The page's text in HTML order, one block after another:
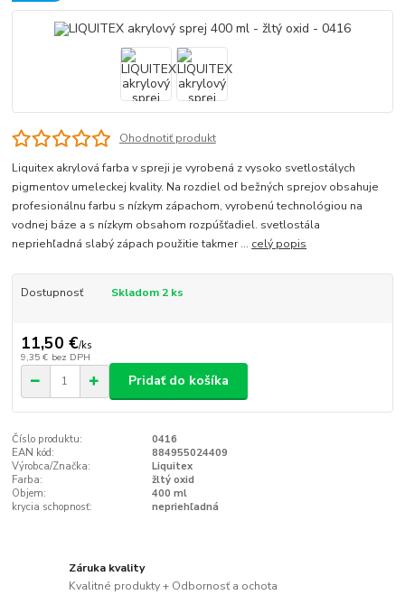
Ohodnotiť produkt
Liquitex akrylová farba v spreji je vyrobená z vysoko svetlostálych
pigmentov umeleckej kvality. Na rozdiel od bežných sprejov obsahuje
profesionálnu farbu s nízkym zápachom, vyrobenú technológiou na
vodnej báze a s nízkym obsahom rozpúšťadiel. svetlostála
nepriehľadná slabý zápach použitie takmer ... celý popis
Dostupnosť Skladom 2 ks
11,50 €/ks
9,35 € bez DPH
Pridať do košíka
Číslo produktu:
0416
EAN kód:
884955024409
Výrobca/Značka:
Liquitex
Farba:
žltý oxid
Objem:
400 ml
krycia schopnosť:
nepriehľadná
Záruka kvality
Kvalitné produkty + Odbornosť a ochota